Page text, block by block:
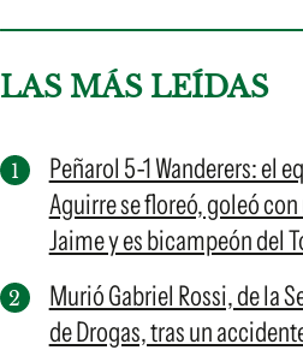
LAS MÁS LEÍDAS
Peñarol 5-1 Wanderers: el
Aguirre se floreó, goleó
Jaime y es bicampeón del
Murió Gabriel Rossi, de la
de Drogas, tras un